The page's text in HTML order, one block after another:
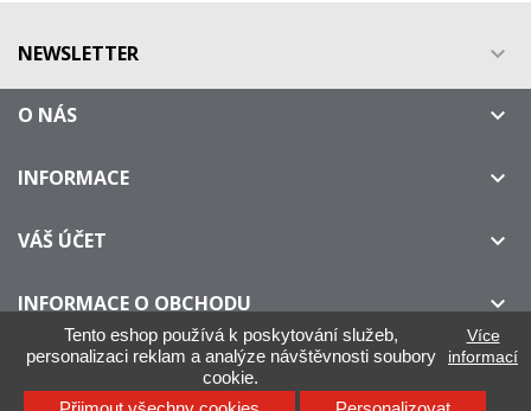
Tento eshop používá k poskytování služeb,
personalizaci reklam a analýze návštěvnosti soubory
cookie.
Více
informací
NEWSLETTER 
O NÁS 
INFORMACE 
VÁŠ ÚČET 
INFORMACE O OBCHODU 
IllyOnline.cz - Není oficiálním distributorem kávy ILLY